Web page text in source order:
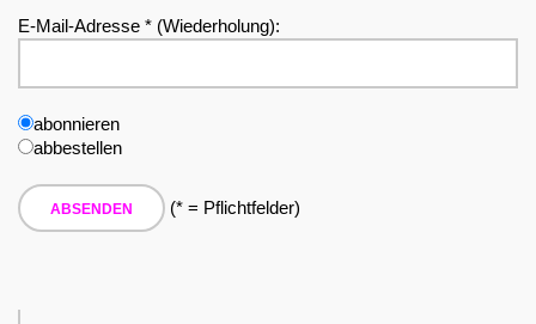
E-Mail-Adresse * (Wiederholung):
abonnieren
abbestellen
(* = Pflichtfelder)